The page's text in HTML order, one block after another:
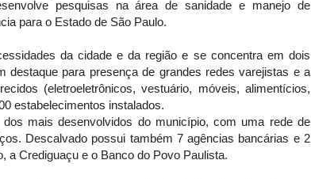
pesquisas na área de sanidade e manejo de
para o Estado de São Paulo.
da cidade e da região e se concentra em dois
destaque para presença de grandes redes varejistas e a
(eletroeletrônicos, vestuário, móveis, alimentícios,
estabelecimentos instalados.
mais desenvolvidos do município, com uma rede de
Descalvado possui também 7 agências bancárias e 2
a Crediguaçu e o Banco do Povo Paulista.